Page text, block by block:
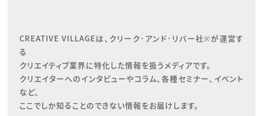
CREATIVE VILLAGEは、クリーク･アンド･リバー社※が運営す
る
クリエイティブ業界に特化した情報を扱うメディアです。
クリエイターへのインタビューやコラム、各種セミナー、イベント
など、
ここでしか知ることのできない情報をお届けします。